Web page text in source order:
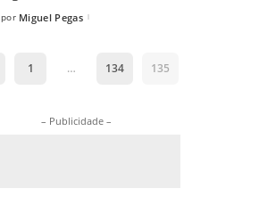
Posted
por Miguel Pegas
1 … 134 135
– Publicidade –